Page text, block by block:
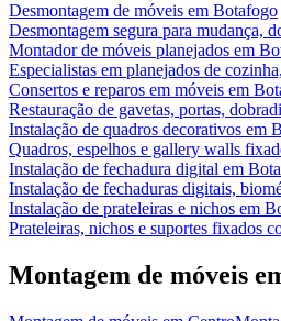
Desmontagem de móveis em Botafogo
Desmontagem segura para mudança,
Montador de móveis planejados em
Especialistas em planejados de
Consertos e reparos em móveis em
Restauração de gavetas, portas,
Instalação de quadros decorativos em
Quadros, espelhos e gallery walls
Instalação de fechadura digital em
Instalação de fechaduras digitais,
Instalação de prateleiras e nichos em
Prateleiras, nichos e suportes fixados
Montagem de móveis